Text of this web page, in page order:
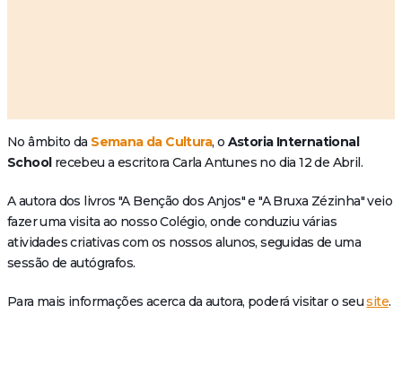
No âmbito da Semana da Cultura, o Astoria International
Schoolrecebeu a escritora Carla Antunes no dia 12 de Abril.
A autora dos livros "A Benção dos Anjos" e "A Bruxa Zézinha" veio
fazer uma visita ao nosso Colégio, onde conduziu várias
atividades criativas com os nossos alunos, seguidas de uma
sessão de autógrafos.
Para mais informações acerca da autora, poderá visitar o seusite.